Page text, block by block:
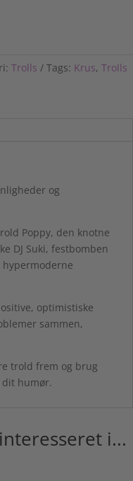
Trolls Tags: Krus, Trolls
og
Poppy, den knotne
DJ Suki, festbomben
hypermoderne
optimistiske
sammen,
trold frem og brug
dit humør.
i...